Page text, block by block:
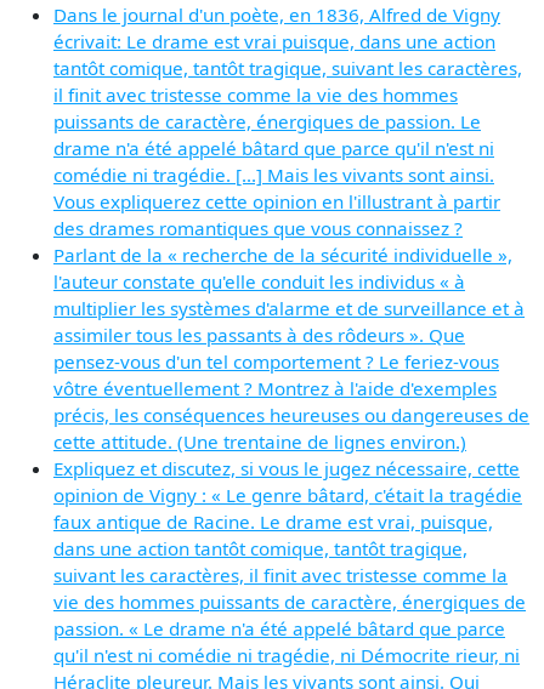
Dans le journal d'un poète, en 1836, Alfred de Vigny
écrivait: Le drame est vrai puisque, dans une action
tantôt comique, tantôt tragique, suivant les caractères,
il finit avec tristesse comme la vie des hommes
puissants de caractère, énergiques de passion. Le
drame n'a été appelé bâtard que parce qu'il n'est ni
comédie ni tragédie. [...] Mais les vivants sont ainsi.
Vous expliquerez cette opinion en l'illustrant à partir
des drames romantiques que vous connaissez ?
Parlant de la « recherche de la sécurité individuelle »,
l'auteur constate qu'elle conduit les individus « à
multiplier les systèmes d'alarme et de surveillance et à
assimiler tous les passants à des rôdeurs ». Que
pensez-vous d'un tel comportement ? Le feriez-vous
vôtre éventuellement ? Montrez à l'aide d'exemples
précis, les conséquences heureuses ou dangereuses de
cette attitude. (Une trentaine de lignes environ.)
Expliquez et discutez, si vous le jugez nécessaire, cette
opinion de Vigny : « Le genre bâtard, c'était la tragédie
faux antique de Racine. Le drame est vrai, puisque,
dans une action tantôt comique, tantôt tragique,
suivant les caractères, il finit avec tristesse comme la
vie des hommes puissants de caractère, énergiques de
passion. « Le drame n'a été appelé bâtard que parce
qu'il n'est ni comédie ni tragédie, ni Démocrite rieur, ni
Héraclite pleureur. Mais les vivants sont ainsi. Qui